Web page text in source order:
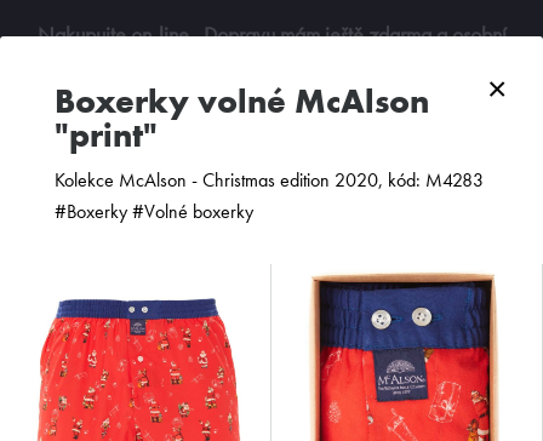
×
boxerky volné McAlson
"print"
Kolekce McAlson - Christmas edition 2020, kód: M4283
#Boxerky #Volné boxerky
Nakupujte on-line. Dopravu mám ještě zdarma a osobní
ZOBRAZIT FILTR